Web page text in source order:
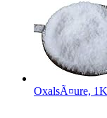
OxalsÃ¤ure,